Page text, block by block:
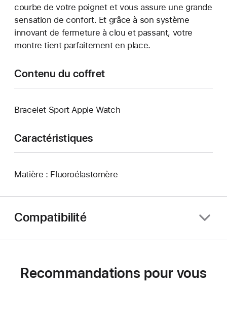
courbe de votre poignet et vous assure une grande
sensation de confort. Et grâce à son système
innovant de fermeture à clou et passant, votre
montre tient parfaitement en place.
Contenu du coffret
Bracelet Sport Apple Watch
Caractéristiques
Matière : Fluoroélastomère
Compatibilité
Recommandations pour vous